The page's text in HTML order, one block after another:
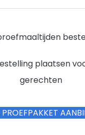
plaatsen
gerechten
PROEFPAKKET